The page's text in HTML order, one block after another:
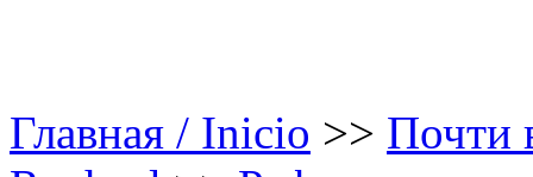
Главная / Inicio >> Почти